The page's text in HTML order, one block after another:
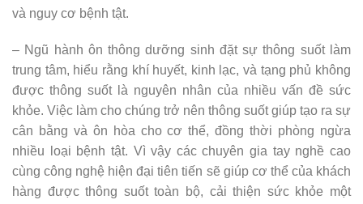
và nguy cơ bệnh tật.
– Ngũ hành ôn thông dưỡng sinh đặt sự thông suốt làm
trung tâm, hiểu rằng khí huyết, kinh lạc, và tạng phủ không
được thông suốt là nguyên nhân của nhiều vấn đề sức
khỏe. Việc làm cho chúng trở nên thông suốt giúp tạo ra sự
cân bằng và ôn hòa cho cơ thể, đồng thời phòng ngừa
nhiều loại bệnh tật. Vì vậy các chuyên gia tay nghề cao
cùng công nghệ hiện đại tiên tiến sẽ giúp cơ thể của khách
hàng được thông suốt toàn bộ, cải thiện sức khỏe một